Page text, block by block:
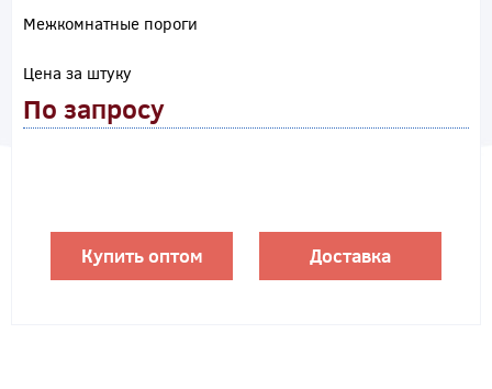
Межкомнатные пороги
Цена за штуку
По запросу
Купить оптом Доставка